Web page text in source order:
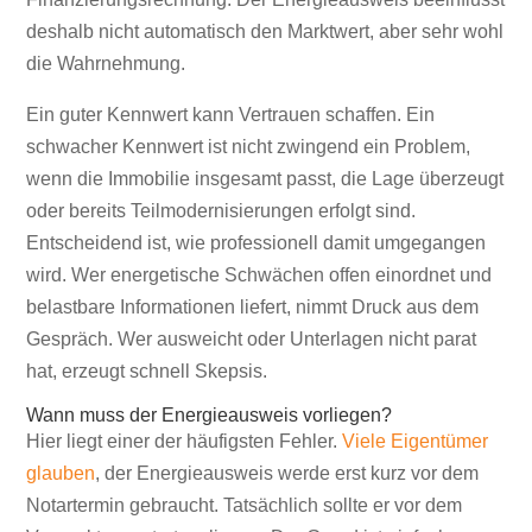
deshalb nicht automatisch den Marktwert, aber sehr wohl
die Wahrnehmung.
Ein guter Kennwert kann Vertrauen schaffen. Ein
schwacher Kennwert ist nicht zwingend ein Problem,
wenn die Immobilie insgesamt passt, die Lage überzeugt
oder bereits Teilmodernisierungen erfolgt sind.
Entscheidend ist, wie professionell damit umgegangen
wird. Wer energetische Schwächen offen einordnet und
belastbare Informationen liefert, nimmt Druck aus dem
Gespräch. Wer ausweicht oder Unterlagen nicht parat
hat, erzeugt schnell Skepsis.
Wann muss der Energieausweis vorliegen?
Hier liegt einer der häufigsten Fehler.Viele Eigentümer
glauben, der Energieausweis werde erst kurz vor dem
Notartermin gebraucht. Tatsächlich sollte er vor dem